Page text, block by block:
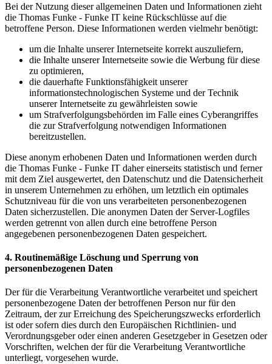
Bei der Nutzung dieser allgemeinen Daten und Informationen zieht
die Thomas Funke - Funke IT keine Rückschlüsse auf die
betroffene Person. Diese Informationen werden vielmehr benötigt:
um die Inhalte unserer Internetseite korrekt auszuliefern,
die Inhalte unserer Internetseite sowie die Werbung für diese
zu optimieren,
die dauerhafte Funktionsfähigkeit unserer
informationstechnologischen Systeme und der Technik
unserer Internetseite zu gewährleisten sowie
um Strafverfolgungsbehörden im Falle eines Cyberangriffes
die zur Strafverfolgung notwendigen Informationen
bereitzustellen.
Diese anonym erhobenen Daten und Informationen werden durch
die Thomas Funke - Funke IT daher einerseits statistisch und ferner
mit dem Ziel ausgewertet, den Datenschutz und die Datensicherheit
in unserem Unternehmen zu erhöhen, um letztlich ein optimales
Schutzniveau für die von uns verarbeiteten personenbezogenen
Daten sicherzustellen. Die anonymen Daten der Server-Logfiles
werden getrennt von allen durch eine betroffene Person
angegebenen personenbezogenen Daten gespeichert.
4. Routinemäßige Löschung und Sperrung von
personenbezogenen Daten
Der für die Verarbeitung Verantwortliche verarbeitet und speichert
personenbezogene Daten der betroffenen Person nur für den
Zeitraum, der zur Erreichung des Speicherungszwecks erforderlich
ist oder sofern dies durch den Europäischen Richtlinien- und
Verordnungsgeber oder einen anderen Gesetzgeber in Gesetzen oder
Vorschriften, welchen der für die Verarbeitung Verantwortliche
unterliegt, vorgesehen wurde.